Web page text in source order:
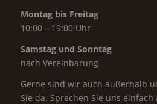
Montag bis Freitag
10:00 – 19:00 Uhr
Samstag und Sonntag
nach Vereinbarung
Gerne sind wir auch außerhalb
Sie da. Sprechen Sie uns einfach